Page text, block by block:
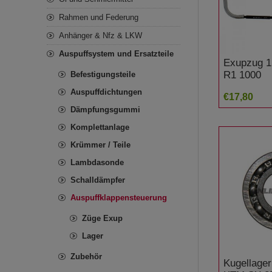
Exupzug
R1 1000
€17,80
Rahmen und Federung
Anhänger & Nfz & LKW
Auspuffsystem und Ersatzteile
Befestigungsteile
Auspuffdichtungen
Dämpfungsgummi
Komplettanlage
Krümmer / Teile
Lambdasonde
Schalldämpfer
Auspuffklappensteuerung
Züge Exup
Lager
Zubehör